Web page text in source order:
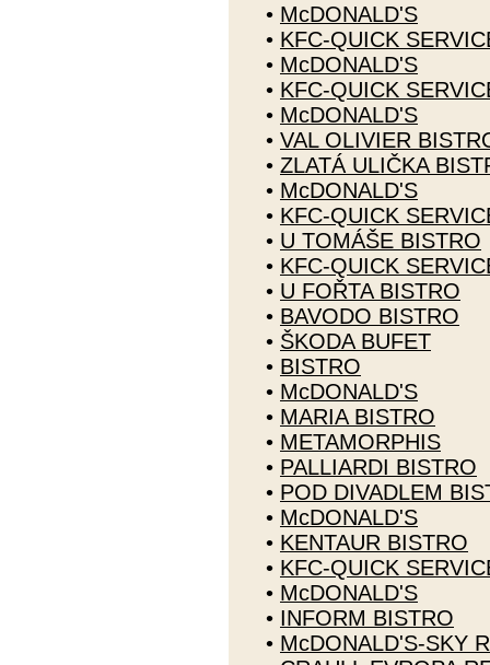
• McDONALD'S
• KFC-QUICK
• McDONALD'S
• KFC-QUICK
• McDONALD'S
• VAL OLIVIER
• ZLATÁ ULIČKA
• McDONALD'S
• KFC-QUICK
• U TOMÁŠE BISTRO
• KFC-QUICK
• U FOŘTA BISTRO
• BAVODO BISTRO
• ŠKODA BUFET
• BISTRO
• McDONALD'S
• MARIA BISTRO
• METAMORPHIS
• PALLIARDI BISTRO
• POD DIVADLEM
• McDONALD'S
• KENTAUR BISTRO
• KFC-QUICK
• McDONALD'S
• INFORM BISTRO
• McDONALD'S-SKY